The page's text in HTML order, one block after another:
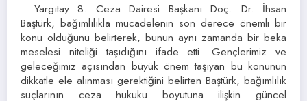
Yargıtay 8. Ceza Dairesi Başkanı Doç. Dr. İhsan
Baştürk, bağımlılıkla mücadelenin son derece önemli bir
konu olduğunu belirterek, bunun aynı zamanda bir beka
meselesi niteliği taşıdığını ifade etti. Gençlerimiz ve
geleceğimiz açısından büyük önem taşıyan bu konunun
dikkatle ele alınması gerektiğini belirten Baştürk, bağımlılık
suçlarının ceza hukuku boyutuna ilişkin güncel